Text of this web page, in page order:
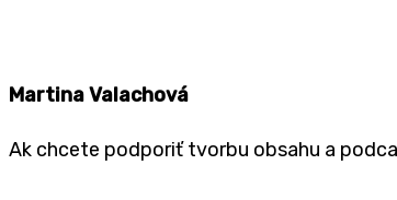
Martina Valachová
Ak chcete podporiť tvorbu obsahu a